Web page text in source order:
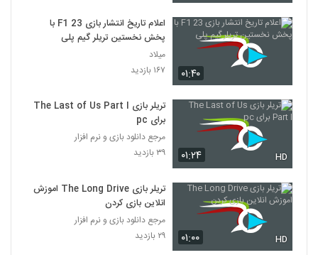
۰۱:۴۰
اعلام تاریخ انتشار بازی F1 23 با
پخش نخستین تریلر گیم پلی
میلاد
۱۶۷ بازدید
۰۱:۲۴ HD
تریلر بازی The Last of Us Part I
برای pc
مرجع دانلود بازی و نرم افزار
۳۹ بازدید
۰۱:۰۰ HD
تریلر بازی The Long Drive اموزش
انلاین بازی کردن
مرجع دانلود بازی و نرم افزار
۲۹ بازدید